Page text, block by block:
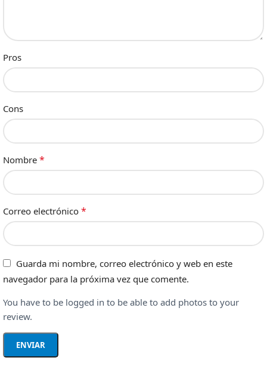
Pros
Cons
Nombre *
Correo electrónico *
Guarda mi nombre, correo electrónico y web en este
navegador para la próxima vez que comente.
You have to be logged in to be able to add photos to your
review.